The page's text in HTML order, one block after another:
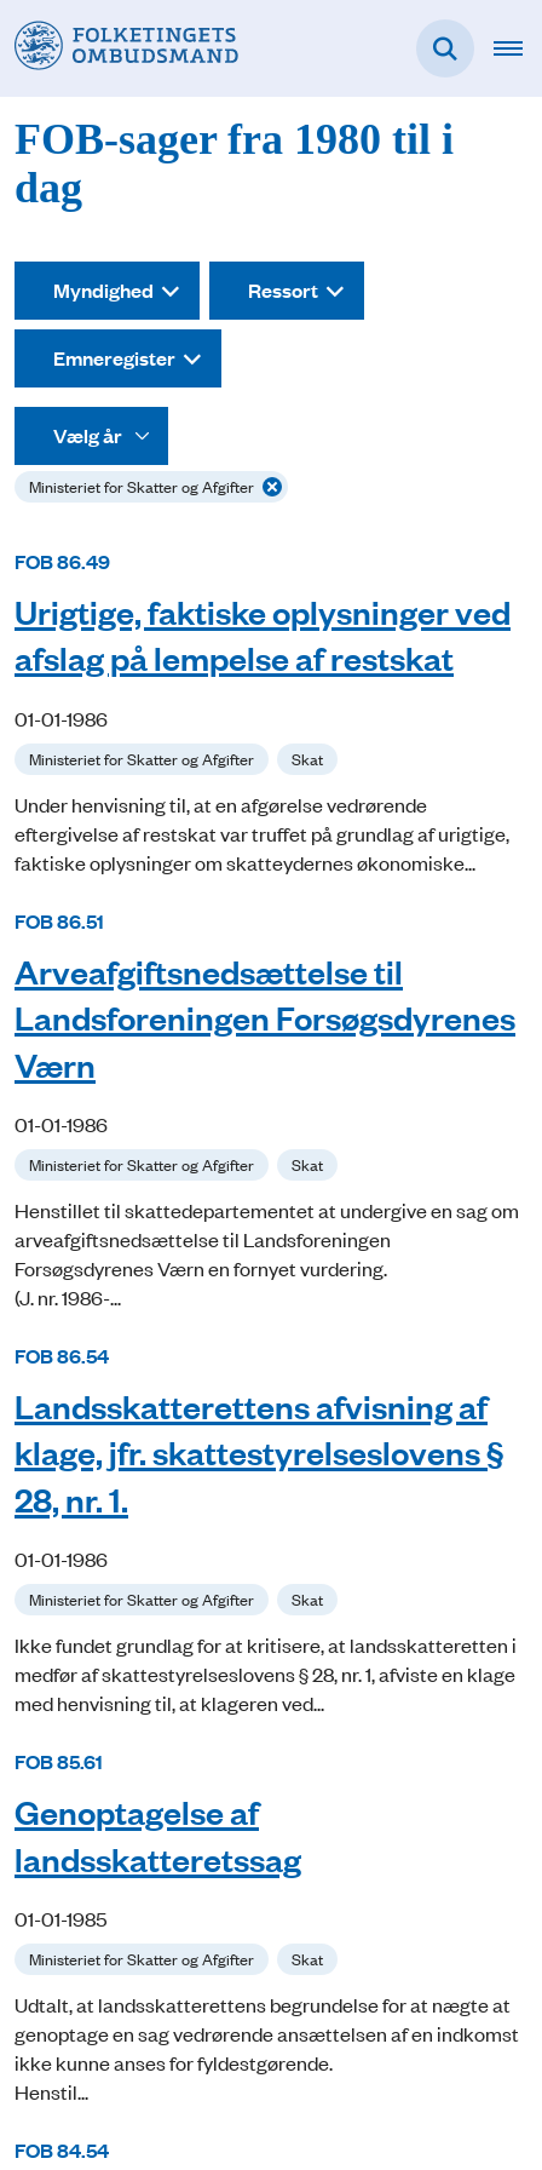
FOB-sager fra 1980 til i
dag
Myndighed Ressort
Emneregister
Ministeriet for Skatter og Afgifter
FOB 86.49
Urigtige, faktiske oplysninger ved
afslag på lempelse af restskat
01-01-1986
Ministeriet for Skatter og Afgifter Skat
Under henvisning til, at en afgørelse vedrørende
eftergivelse af restskat var truffet på grundlag af urigtige,
faktiske oplysninger om skatteydernes økonomiske...
FOB 86.51
Arveafgiftsnedsættelse til
Landsforeningen Forsøgsdyrenes
Værn
01-01-1986
Ministeriet for Skatter og Afgifter Skat
Henstillet til skattedepartementet at undergive en sag om
arveafgiftsnedsættelse til Landsforeningen
Forsøgsdyrenes Værn en fornyet vurdering.
(J. nr. 1986-...
FOB 86.54
Landsskatterettens afvisning af
klage, jfr. skattestyrelseslovens §
28, nr. 1.
01-01-1986
Ministeriet for Skatter og Afgifter Skat
Ikke fundet grundlag for at kritisere, at landsskatteretten i
medfør af skattestyrelseslovens § 28, nr. 1, afviste en klage
med henvisning til, at klageren ved...
FOB 85.61
Genoptagelse af
landsskatteretssag
01-01-1985
Ministeriet for Skatter og Afgifter Skat
Udtalt, at landsskatterettens begrundelse for at nægte at
genoptage en sag vedrørende ansættelsen af en indkomst
ikke kunne anses for fyldestgørende.
Henstil...
FOB 84.54